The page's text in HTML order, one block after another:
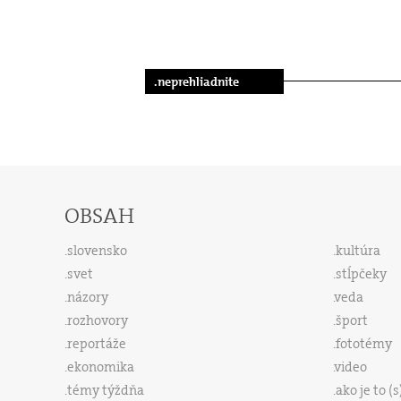
.neprehliadnite
OBSAH
slovensko
svet
názory
rozhovory
reportáže
ekonomika
témy týždňa
kultúra
stĺpčeky
veda
šport
fototémy
video
ako je to